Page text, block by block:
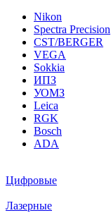
Nikon
Spectra Precision
CST/BERGER
VEGA
Sokkia
ИПЗ
УОМЗ
Leica
RGK
Bosch
ADA
Цифровые
Лазерные